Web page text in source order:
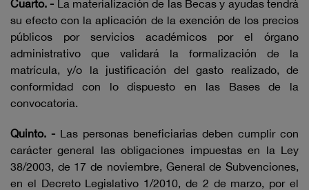
Cuarto. - La materialización de las Becas y ayudas tendrá
su efecto con la aplicación de la exención de los precios
públicos por servicios académicos por el órgano
administrativo que validará la formalización de la
matrícula, y/o la justificación del gasto realizado, de
conformidad con lo dispuesto en las Bases de la
convocatoria.
Quinto. - Las personas beneficiarias deben cumplir con
carácter general las obligaciones impuestas en la Ley
38/2003, de 17 de noviembre, General de Subvenciones,
en el Decreto Legislativo 1/2010, de 2 de marzo, por el